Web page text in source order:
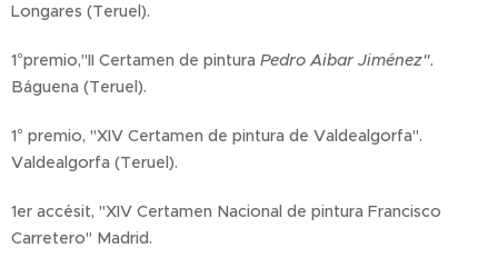
Longares (Teruel).
1°premio,"II Certamen de pintura Pedro Aibar Jiménez".
Báguena (Teruel).
1° premio, "XIV Certamen de pintura de Valdealgorfa".
Valdealgorfa (Teruel).
1er accésit, "XIV Certamen Nacional de pintura Francisco
Carretero" Madrid.